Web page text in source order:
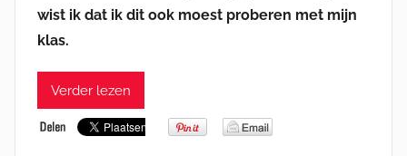
wist ik dat ik dit ook moest proberen met mijn
klas.
Verder lezen